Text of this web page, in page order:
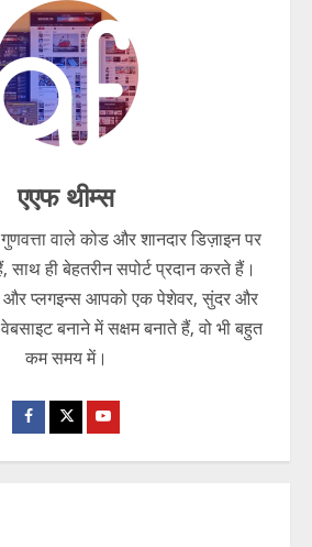
एएफ थीम्स
वाले कोड और शानदार डिज़ाइन पर
ही बेहतरीन सपोर्ट प्रदान करते हैं।
और प्लगइन्स आपको एक पेशेवर, सुंदर और
बनाने में सक्षम बनाते हैं, वो भी बहुत
कम समय में।
ऑर्डर का सपना दिखाकर कारोबारी से ₹75
की बड़ी साइबर ठगी
August 5, 2026
अस्पताल टेंडर का जाल, कंपनी से 9.60
बड़ी ठगी
5, 2026
ठगी के बाद महिला जीती कानूनी जंग,
लौटाएगा पूरा पैसा ब्याज समेत।
बड़ा बवाल।